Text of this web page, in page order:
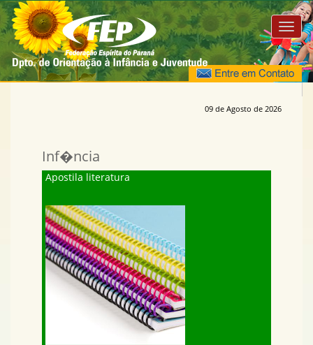
09 de Agosto de 2026
Inf�ncia
Apostila literatura